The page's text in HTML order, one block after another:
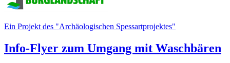
Ein Projekt des "Archäologischen Spessartprojektes"
Info-Flyer zum Umgang mit Waschbären